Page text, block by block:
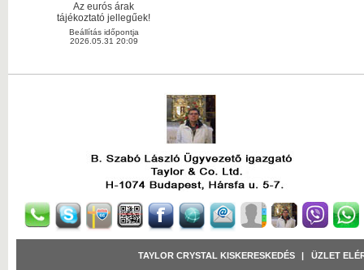
Az eurós árak
tájékoztató jellegűek!
Beállítás időpontja
2026.05.31 20:09
TAYLOR CRYSTAL KISKERESKEDÉS ÜZLET